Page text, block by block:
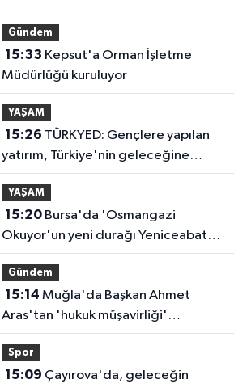
Gündem
15:33
Müdürlüğü kuruluyor
YAŞAM
15:26
yatırım, Türkiye'nin geleceğine
yatırımdır
YAŞAM
15:20Bursa'da 'Osmangazi
Okuyor'un yeni durağı Yeniceabat
oldu
Gündem
15:14
Aras'tan 'hukuk müşavirliği'
açıklaması
Spor
15:09